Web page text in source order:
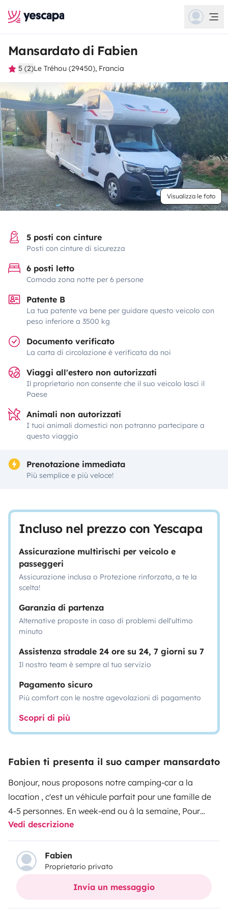
Mansardato di Fabien
5 (2)Le Tréhou (29450), Francia
Visualizza le foto
5 posti con cinture
Posti con cinture di sicurezza
6 posti letto
Comoda zona notte per 6 persone
Patente B
La tua patente va bene per guidare questo veicolo con
peso inferiore a 3500 kg
Documento verificato
La carta di circolazione è verificata da noi
Viaggi all'estero non autorizzati
Il proprietario non consente che il suo veicolo lasci il
Paese
Animali non autorizzati
I tuoi animali domestici non potranno partecipare a
questo viaggio
Prenotazione immediata
Più semplice e più veloce!
Incluso nel prezzo con Yescapa
Assicurazione multirischi per veicolo e
passeggeri
Assicurazione inclusa o Protezione rinforzata, a te la
scelta!
Garanzia di partenza
Alternative proposte in caso di problemi dell'ultimo
minuto
Assistenza stradale 24 ore su 24, 7 giorni su 7
Il nostro team è sempre al tuo servizio
Pagamento sicuro
Più comfort con le nostre agevolazioni di pagamento
Scopri di più
Fabien ti presenta il suo camper mansardato
Bonjour, nous proposons notre camping-car a la
location , c'est un véhicule parfait pour une famille de
4-5 personnes. En week-end ou à la semaine, Pour
visiter ou se reposer.
régulateur de vitesse et sa climatisation.Vaisselle,
ustensiles de cuisine, machine à café (dolce gusto)
seront à disposition. Nous mettons des protèges
matelas, à vous de prévoir, draps, couettes, et oreillés .
chaises pliante), grande table et deux transats, ainsi
Vedi descrizione
Fabien
Proprietario privato
Invia un messaggio